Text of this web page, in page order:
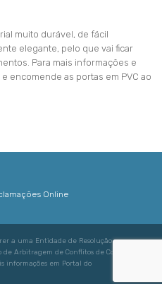
muito durável, de fácil
elegante, pelo que vai ficar
Para mais informações e
encomende as portas em PVC ao
Online
a uma Entidade de Resolução
Arbitragem de Conflitos de Consumo de
informações em Portal do